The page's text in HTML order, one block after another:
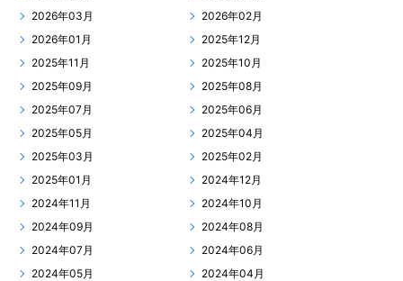
2026年03月
2026年02月
2026年01月
2025年12月
2025年11月
2025年10月
2025年09月
2025年08月
2025年07月
2025年06月
2025年05月
2025年04月
2025年03月
2025年02月
2025年01月
2024年12月
2024年11月
2024年10月
2024年09月
2024年08月
2024年07月
2024年06月
2024年05月
2024年04月